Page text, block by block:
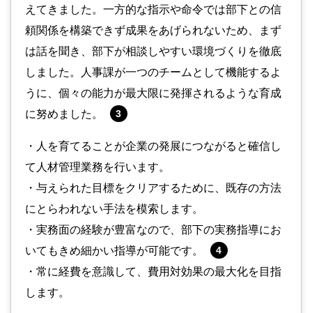
えてきました。一方的な指示や命令では部下との信
頼関係を構築できず成果をあげられないため、まず
は話を聞き、部下が相談しやすい環境づくりを徹底
しました。人事課が一つのチームとして機能するよ
うに、個々の能力が最大限に発揮されるような育成
に努めました。
3
・人を育てることが企業の発展につながると確信し
て人材管理業務を行います。
・与えられた目標をクリアするために、既存の方法
にとらわれない手法を模索します。
・実務面の経験が豊富なので、部下の実務指導にお
いてもきめ細かい指導が可能です。
4
・常に経費を意識して、費用対効果の最大化を目指
します。